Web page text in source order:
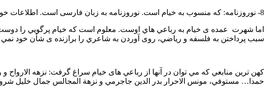
8- نوروزنامه: که منسوب به خیام است. نوروزنامه به زبان فارسی است. اطلاعات خوبی از جشن های باستانی ایران به ویژه نوروز دراین کتاب هست.
اما شهرت عمده ی خيام به رباعي هاي اوست. معلوم است كه خيام پرگويي را
سبب پرداختن به فلسفه و رياضي، روی آوردن به شاعري را برازنده ی شأن
كهن ترين منابعي كه مي توان در آنها از رباعي های خيام سراغ گرفت: نزهه الارواح و
حمدا… مستوفي، مونس الاحرار بدر الدين جاجرمي و نزهة المجالس جمال خليل